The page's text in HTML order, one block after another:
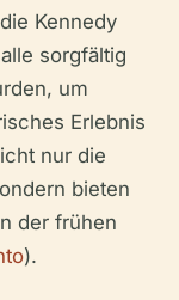
Kennedy
sorgfältig
um
Erlebnis
nur die
bieten
der frühen
).